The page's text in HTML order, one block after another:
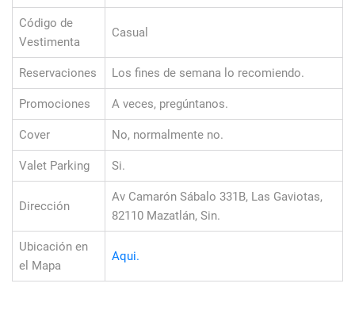
Código de
Vestimenta
Casual
Reservaciones Los fines de semana lo recomiendo.
Promociones A veces, pregúntanos.
Cover No, normalmente no.
Valet Parking Si.
Dirección
Av Camarón Sábalo 331B, Las Gaviotas,
82110 Mazatlán, Sin.
Ubicación en
el Mapa
Aqui.